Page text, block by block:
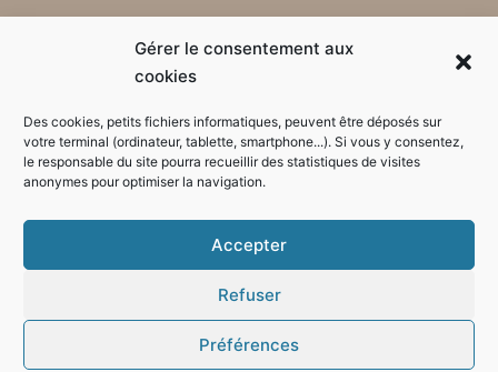
Gérer le consentement aux
cookies
Des cookies, petits fichiers informatiques, peuvent être déposés sur
votre terminal (ordinateur, tablette, smartphone...). Si vous y consentez,
le responsable du site pourra recueillir des statistiques de visites
anonymes pour optimiser la navigation.
Accepter
Refuser
Préférences
Contactez-nous
Horaires d'ouverture de la mairie